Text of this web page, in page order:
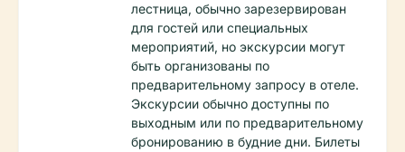
лестница, обычно зарезервирован
для гостей или специальных
мероприятий, но экскурсии могут
быть организованы по
предварительному запросу в отеле.
Экскурсии обычно доступны по
выходным или по предварительному
бронированию в будние дни. Билеты